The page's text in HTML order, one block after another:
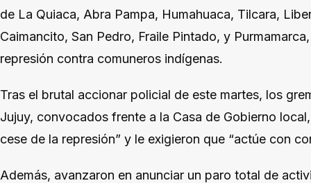
de La Quiaca, Abra Pampa, Humahuaca, Tilcara,
Caimancito, San Pedro, Fraile Pintado, y
represión contra comuneros indígenas.
Tras el brutal accionar policial de este martes, los
Jujuy, convocados frente a la Casa de Gobierno
cese de la represión” y le exigieron que “actúe con
Además, avanzaron en anunciar un paro total de